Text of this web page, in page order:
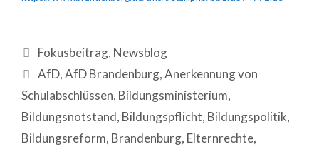
Fokusbeitrag, Newsblog
AfD,AfD Brandenburg,Anerkennung von
Schulabschlüssen, Bildungsministerium,
Bildungsnotstand, Bildungspflicht, Bildungspolitik,
Bildungsreform, Brandenburg, Elternrechte,